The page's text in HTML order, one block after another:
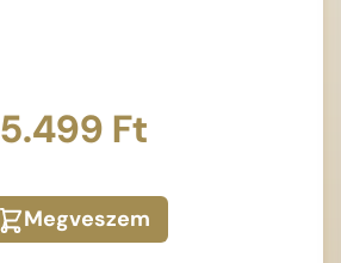
5.499 Ft
Megveszem